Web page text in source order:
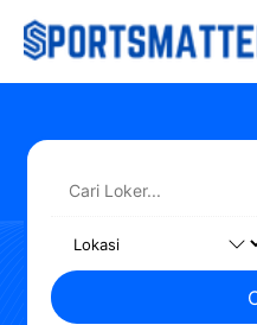
Langsung